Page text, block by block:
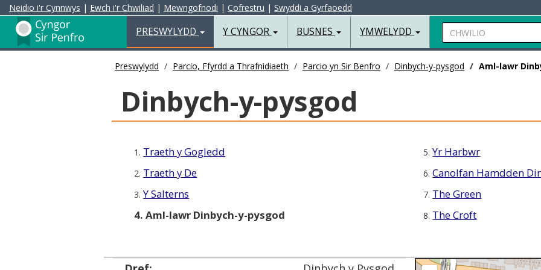
Neidio i'r Cynnwys | Ewch i'r Chwiliad | Mewngofnodi | Cofrestru | Swyddi a Gyrfaoedd
Preswylydd
PRESWYLYDD Y CYNGOR BUSNES YMWELYDD Chwilio
Preswylydd Parcio, Ffyrdd a Thrafnidiaeth Parcio yn Sir Benfro Dinbych-y-pysgod Aml-lawr
Dinbych-y-pysgod
1. Traeth y Gogledd
2. Traeth y De
3.Y Salterns
4. Aml-lawr Dinbych-y-pysgod
5.Yr Harbwr
6.Canolfan Hamdden
7. The Green
8. The Croft